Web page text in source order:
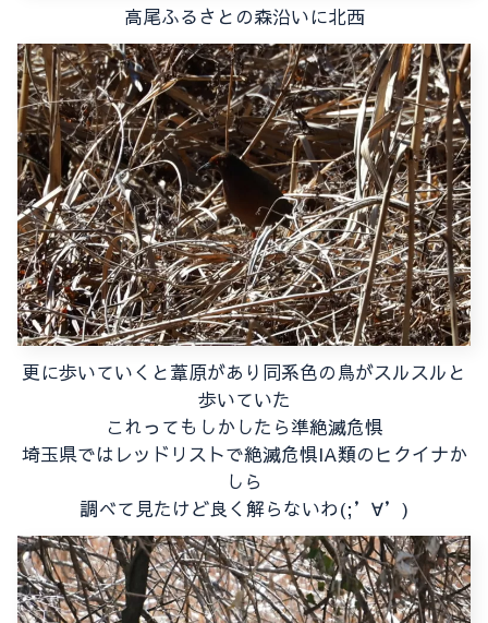
高尾ふるさとの森沿いに北西
更に歩いていくと葦原があり同系色の鳥がスルスルと
歩いていた
これってもしかしたら準絶滅危惧
埼玉県ではレッドリストで絶滅危惧IA類のヒクイナか
しら
調べて見たけど良く解らないわ(;’∀’)